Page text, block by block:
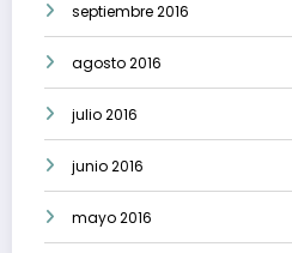
septiembre 2016
agosto 2016
julio 2016
junio 2016
mayo 2016